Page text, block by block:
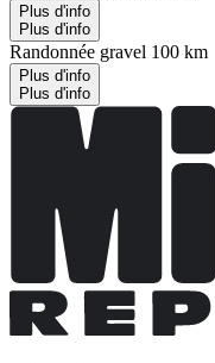
Plus d'info
Plus d'info
Randonnée gravel 100 km
Plus d'info
Plus d'info